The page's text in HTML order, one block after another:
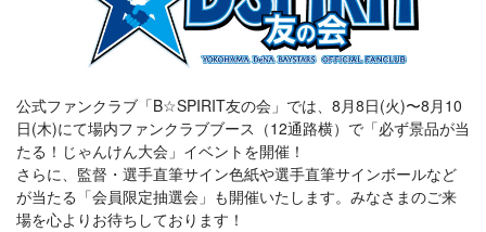
公式ファンクラブ「B☆SPIRIT友の会」では、8月8日(火)〜8月10
日(木)にて場内ファンクラブブース（12通路横）で「必ず景品が当
たる！じゃんけん大会」イベントを開催！
さらに、監督・選手直筆サイン色紙や選手直筆サインボールなど
が当たる「会員限定抽選会」も開催いたします。みなさまのご来
場を心よりお待ちしております！